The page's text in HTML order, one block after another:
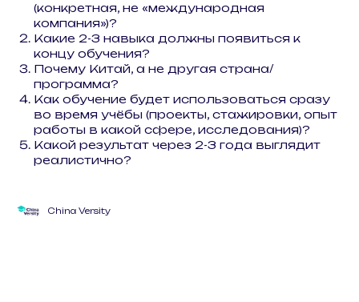
(конкретная, не «международная
компания»)?
Какие 2-3 навыка должны появиться к
концу обучения?
Почему Китай, а не другая страна/
программа?
Как обучение будет использоваться сразу
во время учёбы (проекты, стажировки, опыт
работы в какой сфере, исследования)?
Какой результат через 2-3 года выглядит
реалистично?
China Versity